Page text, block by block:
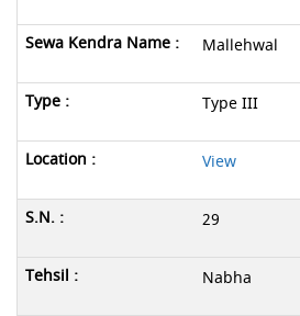
Mallehwal
Type III
View
29
Nabha